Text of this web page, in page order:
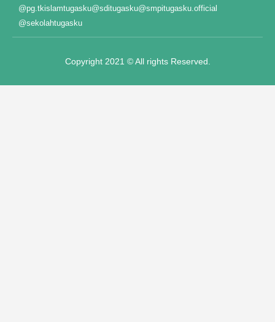
@pg.tkislamtugasku@sditugasku@smpitugasku.official
@sekolahtugasku
Copyright 2021 © All rights Reserved.